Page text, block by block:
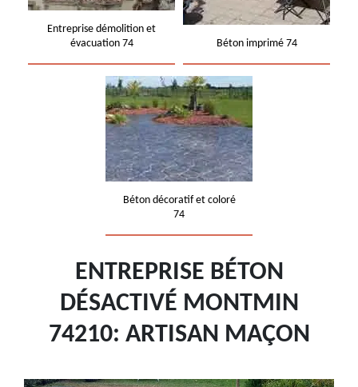
Entreprise démolition et
évacuation 74
Béton imprimé 74
Béton décoratif et coloré
74
ENTREPRISE BÉTON
DÉSACTIVÉ MONTMIN
74210: ARTISAN MAÇON